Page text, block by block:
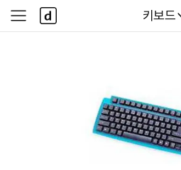
다나와
키보드
사
이
다
나
와